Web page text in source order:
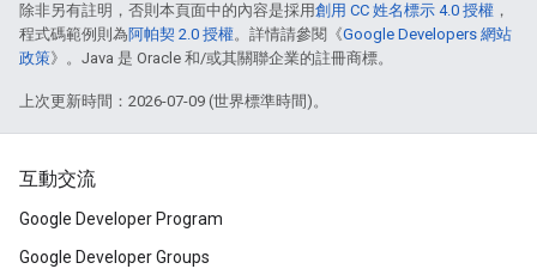
除非另有註明，否則本頁面中的內容是採用創用 CC 姓名標示 4.0 授權 ，
程式碼範例則為阿帕契 2.0 授權。詳情請參閱《Google Developers 網站
政策》。Java 是 Oracle 和/或其關聯企業的註冊商標。
上次更新時間：2026-07-09 (世界標準時間)。
互動交流
Google Developer Program
Google Developer Groups